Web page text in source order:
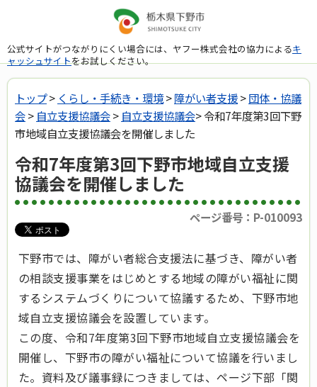
公式サイトがつながりにくい場合には、ヤフー株式会社の協力によるキ
ャッシュサイトをお試しください。
トップ> くらし・手続き・環境>障がい者支援>団体・協議
会> 自立支援協議会> 自立支援協議会> 令和7年度第3回下野
市地域自立支援協議会を開催しました
令和7年度第3回下野市地域自立支援
協議会を開催しました
ページ番号：P-010093
下野市では、障がい者総合支援法に基づき、障がい者
の相談支援事業をはじめとする地域の障がい福祉に関
するシステムづくりについて協議するため、下野市地
域自立支援協議会を設置しています。
この度、令和7年度第3回下野市地域自立支援協議会を
開催し、下野市の障がい福祉について協議を行いまし
た。資料及び議事録につきましては、ページ下部「関